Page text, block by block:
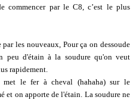
commencer par le C8, c’est le plus
les nouveaux, Pour ça on dessoude
peu d'étain à la soudure qu'on veut
rapidement.
met le fer à cheval (hahaha) sur le
et on apporte de l'étain. La soudure ne